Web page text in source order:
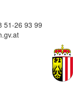
51-26 93 99